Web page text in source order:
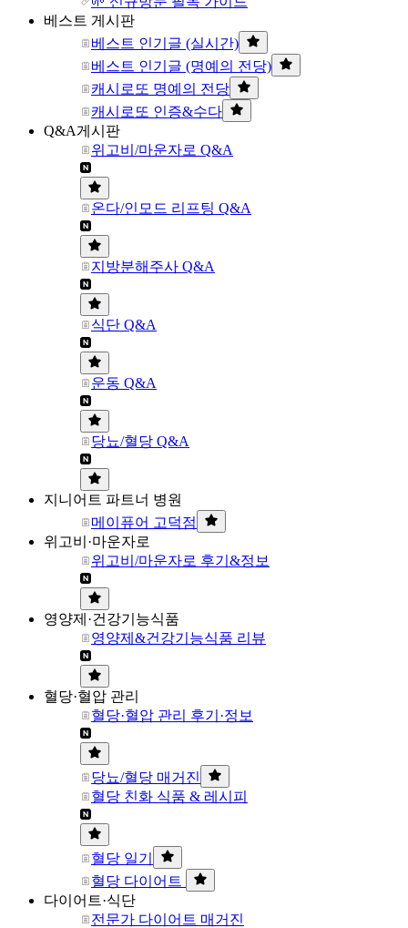
베스트 게시판
베스트 인기글 (실시간)
베스트 인기글 (명예의 전당)
캐시로또 명예의 전당
캐시로또 인증&수다
Q&A게시판
위고비/마운자로 Q&A
온다/인모드 리프팅 Q&A
지방분해주사 Q&A
식단 Q&A
운동 Q&A
당뇨/혈당 Q&A
지니어트 파트너 병원
메이퓨어 고덕점
위고비·마운자로
위고비/마운자로 후기&정보
영양제·건강기능식품
영양제&건강기능식품 리뷰
혈당·혈압 관리
혈당·혈압 관리 후기·정보
당뇨/혈당 매거진
혈당 친화 식품 & 레시피
혈당 일기
혈당 다이어트
다이어트·식단
전문가 다이어트 매거진